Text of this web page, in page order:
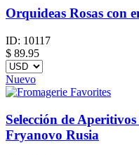
Orquideas Rosas con
ID: 10117
$ 89.95
Nuevo
Selección de
Fryanovo Rusia